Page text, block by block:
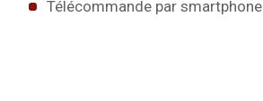
Télécommande par smartphone